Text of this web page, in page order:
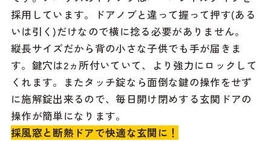
採用しています。ドアノブと違って握って押す(ある
いは引く)だけなので横に捻る必要がありません。
縦長サイズだから背の小さな子供でも手が届きま
す。鍵穴は2ヵ所付いていて、より強力にロックして
くれます。またタッチ錠なら面倒な鍵の操作をせず
に施解錠出来るので、毎日開け閉めする玄関ドアの
操作が簡単になります。
採風窓と断熱ドアで快適な玄関に！